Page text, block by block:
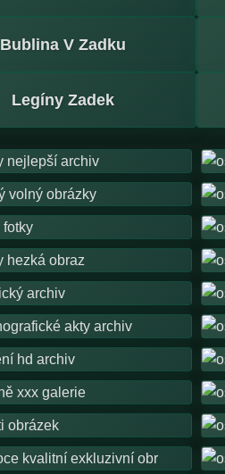
Bublina V Zadku
Legíny Zadek